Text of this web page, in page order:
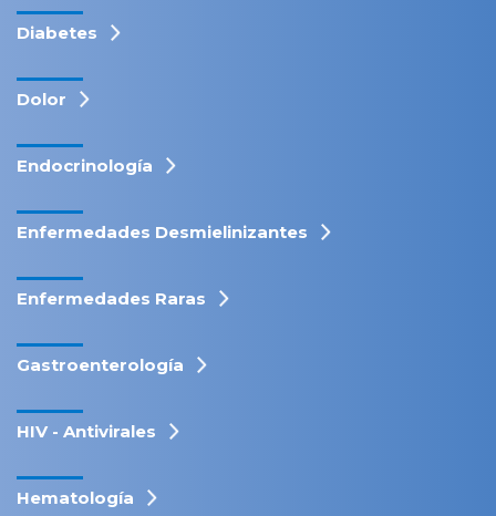
Diabetes
Dolor
Endocrinología
Enfermedades Desmielinizantes
Enfermedades Raras
Gastroenterología
HIV - Antivirales
Hematología